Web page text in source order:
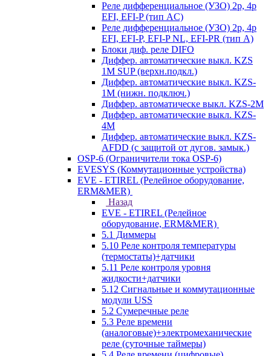
Реле дифференциальное (УЗО) 2р, 4р
EFI, EFI-P (тип AС)
Реле дифференциальное (УЗО) 2р, 4р
EFI, EFI-P, EFI-P NL, EFI-PR (тип A)
Блоки диф. реле DIFO
Диффер. автоматические выкл. KZS
1M SUP (верхн.подкл.)
Диффер. автоматические выкл. KZS-
1M (нижн. подключ.)
Диффер. автоматическе выкл. KZS-2M
Диффер. автоматические выкл. KZS-
4M
Диффер. автоматические выкл. KZS-
AFDD (с защитой от дугов. замык.)
OSP-6 (Ограничители тока OSP-6)
EVESYS (Коммутационные устройства)
EVE - ETIREL (Релейное оборудование,
ERM&MER)
Назад
EVE - ETIREL (Релейное
оборудование, ERM&MER)
5.1 Диммеры
5.10 Реле контроля температуры
(термостаты)+датчики
5.11 Реле контроля уровня
жидкости+датчики
5.12 Сигнальные и коммутационные
модули USS
5.2 Сумеречные реле
5.3 Реле времени
(аналоговые)+электромеханические
реле (суточные таймеры)